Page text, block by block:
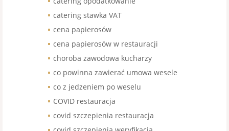
catering stawka VAT
cena papierosów
cena papierosów w restauracji
choroba zawodowa kucharzy
co powinna zawierać umowa wesele
co z jedzeniem po weselu
COVID restauracja
covid szczepienia restauracja